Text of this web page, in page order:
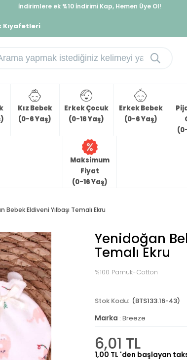
İndirimlere ek %10 İndirimi Kap, Hemen Üye Ol!
Kıyafetleri
Kız Bebek
(0-6 Yaş)
Erkek Çocuk
(0-16 Yaş)
Erkek Bebek
(0-6 Yaş)
Maksimum
Fiyat
(0-16 Yaş)
Bebek Eldiveni Yılbaşı Temalı Ekru
Yenidoğan
Temalı Ekru
%100 Pamuk-Cotton
(BTS133.16-43)
Marka : Breeze
6,01 TL
1,00 TL 'den başlayan